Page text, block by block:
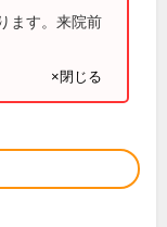
ます。来院前
×閉じる